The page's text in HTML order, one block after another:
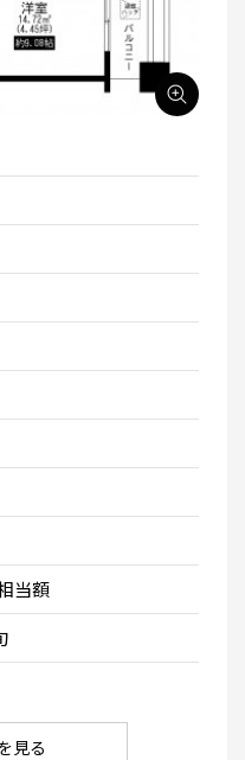
当額
見る